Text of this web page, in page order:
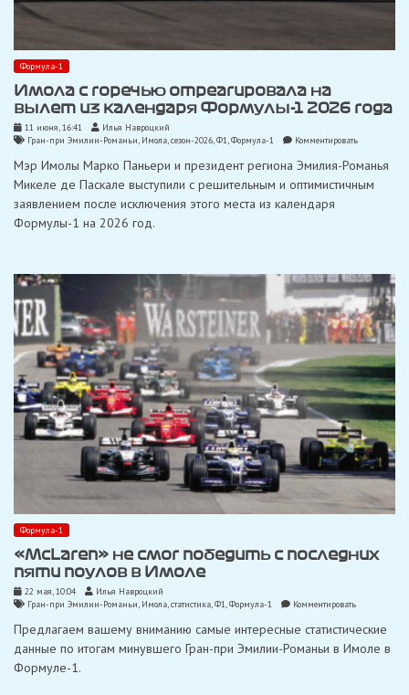
Формула-1
Имола с горечью отреагировала на
вылет из календаря Формулы-1 2026 года
11 июня, 16:41
Илья Навроцкий
Гран-при Эмилии-Романьи, Имола,сезон-2026,Ф1,Формула-1 Комментироватьon
с
года
Мэр Имолы Марко Паньери и президент региона Эмилия-Романья
Микеле де Паскале выступили с решительным и оптимистичным
заявлением после исключения этого места из календаря
Формулы-1 на 2026 год.
Формула-1
«McLaren» не смог победить с последних
пяти поулов в Имоле
22 мая, 10:04
Илья Навроцкий
Гран-при Эмилии-Романьи, Имола,статистика,Ф1,Формула-1 Комментироватьon
не
победить
Предлагаем вашему вниманию самые интересные статистические
данные по итогам минувшего Гран-при Эмилии-Романьи в Имоле в
Формуле-1.